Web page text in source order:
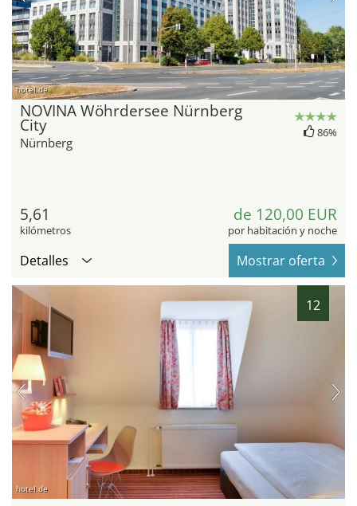
hotel.de
NOVINA Wöhrdersee Nürnberg
City
Nürnberg
86%
5,61
kilómetros
de 120,00 EUR
por habitación y noche
Detalles Mostrar oferta
12
hotel.de